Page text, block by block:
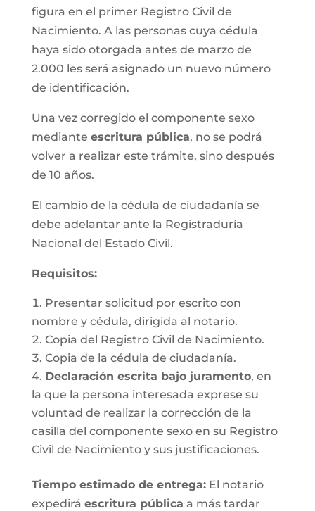
figura en el primer Registro Civil de
Nacimiento. A las personas cuya cédula
haya sido otorgada antes de marzo de
2.000 les será asignado un nuevo número
de identificación.
Una vez corregido el componente sexo
mediante escritura pública, no se podrá
volver a realizar este trámite, sino después
de 10 años.
El cambio de la cédula de ciudadanía se
debe adelantar ante la Registraduría
Nacional del Estado Civil.
Requisitos:
Presentar solicitud por escrito con
nombre y cédula, dirigida al notario.
Copia del Registro Civil de Nacimiento.
Copia de la cédula de ciudadanía.
Declaración escrita bajo juramento, en
la que la persona interesada exprese su
voluntad de realizar la corrección de la
casilla del componente sexo en su Registro
Civil de Nacimiento y sus justificaciones.
Tiempo estimado de entrega:El notario
expedirá escritura pública a más tardar